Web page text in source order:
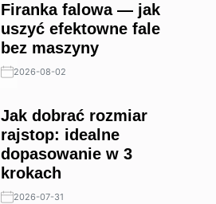
Firanka falowa — jak
uszyć efektowne fale
bez maszyny
2026-08-02
Jak dobrać rozmiar
rajstop: idealne
dopasowanie w 3
krokach
2026-07-31